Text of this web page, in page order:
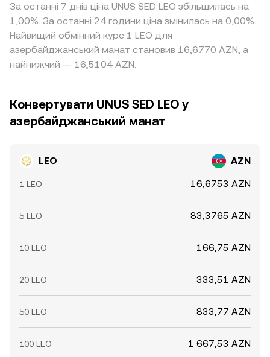
За останні 7 днів ціна UNUS SED LEO збільшилась на
1,00%. За останні 24 години ціна змінилась на 0,00%.
Найвищий обмінний курс 1 LEO для
азербайджанський манат становив 16,6770 AZN, а
найнижчий — 16,5104 AZN.
Конвертувати UNUS SED LEO у
азербайджанський манат
LEO AZN
1 LEO 16,6753 AZN
5 LEO 83,3765 AZN
10 LEO 166,75 AZN
20 LEO 333,51 AZN
50 LEO 833,77 AZN
100 LEO 1 667,53 AZN